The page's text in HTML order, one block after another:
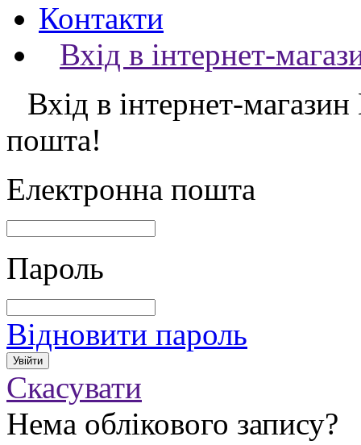
Контакти
Вхід в інтернет-
Вхід в інтернет-магазин
пошта!
Електронна пошта
Пароль
Відновити пароль
Скасувати
Нема облікового запису?